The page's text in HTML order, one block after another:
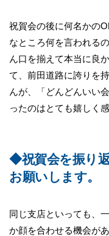
祝賀会の後に何名かの
なところ何を言われる
ん口を揃えて本当に良
て、前田道路に誇りを
んが、「どんどんいい
ったのはとても嬉しく感
◆祝賀会を振り
お願いします。
同じ支店といっても、
か顔を合わせる機会が